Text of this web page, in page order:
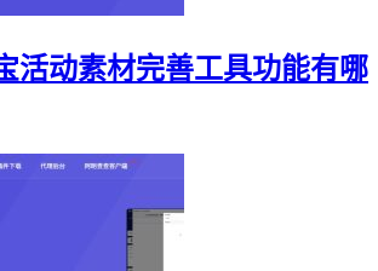
活动素材完善工具功能有哪